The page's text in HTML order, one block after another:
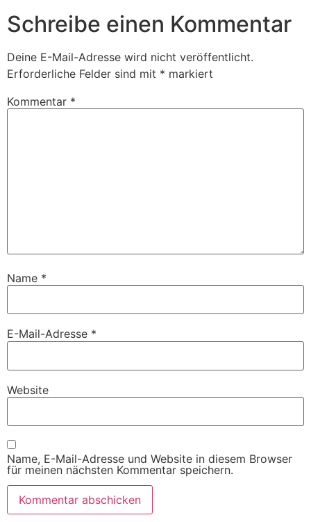
Schreibe einen Kommentar
Deine E-Mail-Adresse wird nicht veröffentlicht.
Erforderliche Felder sind mit * markiert
Kommentar *
Name *
E-Mail-Adresse *
Website
Name, E-Mail-Adresse und Website in diesem Browser
für meinen nächsten Kommentar speichern.